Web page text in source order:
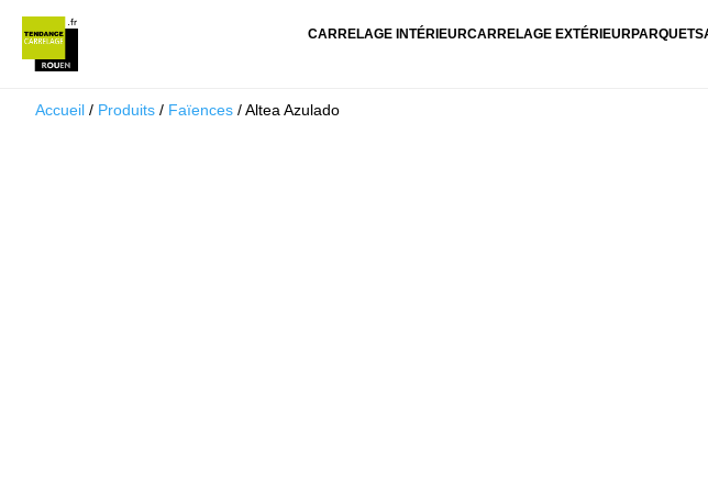
CARRELAGE INTÉRIEURCARRELAGE EXTÉRIEURPARQUET
Accueil / Produits / Faïences / Altea Azulado